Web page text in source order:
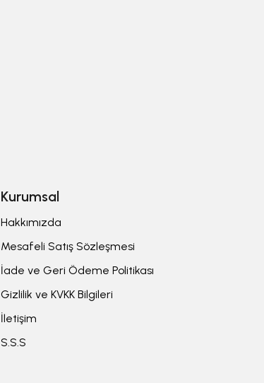
Kurumsal
Hakkımızda
Mesafeli Satış Sözleşmesi
İade ve Geri Ödeme Politikası
Gizlilik ve KVKK Bilgileri
İletişim
S.S.S